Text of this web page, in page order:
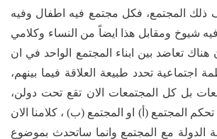
المجتمع، فكل مجتمع فيه اطفال وفيه
شيوخ ومقابل هذا ايضاً من النساء وكلامي
تعاضد بين ابناء المجتمع الواحد في ان
اجتماعية تحدد طبيعة العلاقة فيما بينهم،
بل كل المجتمعات الان تقع تحت دولن،
المجتمع (أ) او المجتمع (ب) ، كلامنا الان
الدولة مع المجتمع وانما ساتحدث بموضوع